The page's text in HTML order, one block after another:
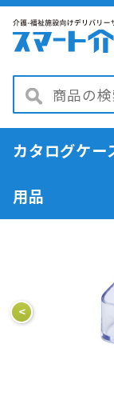
カタログケ
用品
<